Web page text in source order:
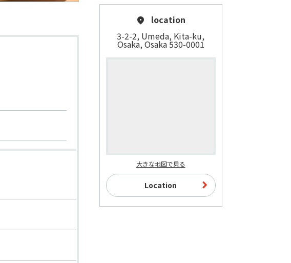
location
3-2-2, Umeda, Kita-ku,
Osaka, Osaka 530-0001
大きな地図で見る
Location